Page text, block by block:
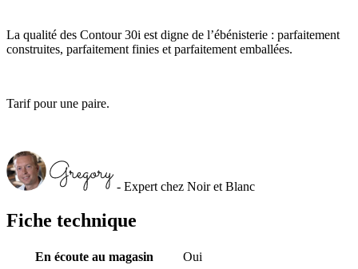
Fiche technique
En écoute au magasin
Oui
La qualité des Contour 30i est digne de l’ébénisterie : parfaitement
construites, parfaitement finies et parfaitement emballées.
Tarif pour une paire.
- Expert chez Noir et Blanc